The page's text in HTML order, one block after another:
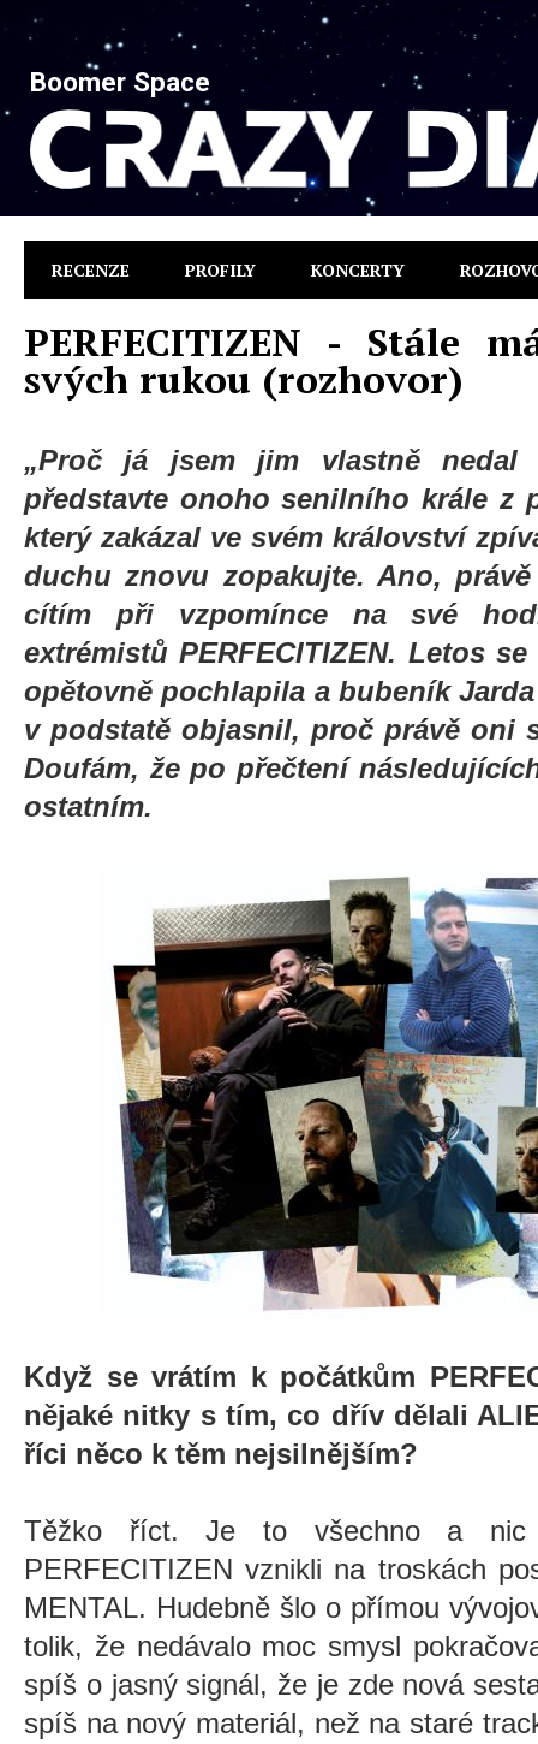
Boomer Space
RECENZE PROFILY KONCERTY
PERFECITIZEN - Stále
svých rukou (rozhovor)
„Proč já jsem jim vlastně nedal
představte onoho senilního krále z
který zakázal ve svém království
duchu znovu zopakujte. Ano,
cítím při vzpomínce na své
extrémistů PERFECITIZEN. Letos
opětovně pochlapila a bubeník
v podstatě objasnil, proč právě oni
Doufám, že po přečtení
ostatním.
Když se vrátím k počátkům
nějaké nitky s tím, co dřív dělali
říci něco k těm nejsilnějším?
Těžko říct. Je to všechno a
PERFECITIZEN vznikli na troskách
MENTAL. Hudebně šlo o přímou
tolik, že nedávalo moc smysl
spíš o jasný signál, že je zde nová
spíš na nový materiál, než na staré